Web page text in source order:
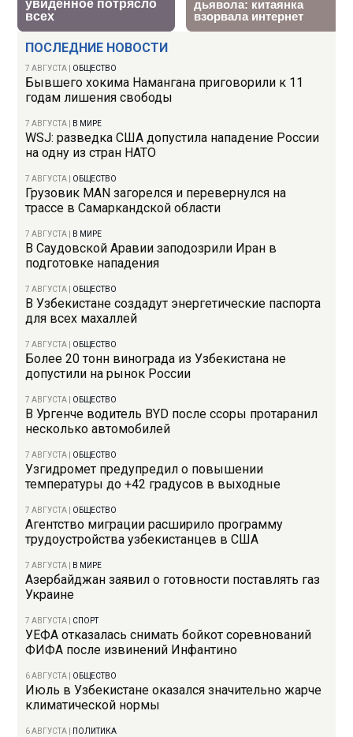
ПОСЛЕДНИЕ НОВОСТИ
7 АВГУСТА ОБЩЕСТВО
Бывшего хокима Намангана приговорили к 11
годам лишения свободы
7 АВГУСТА В МИРЕ
WSJ: разведка США допустила нападение России
на одну из стран НАТО
7 АВГУСТА ОБЩЕСТВО
Грузовик MAN загорелся и перевернулся на
трассе в Самаркандской области
7 АВГУСТА В МИРЕ
В Саудовской Аравии заподозрили Иран в
подготовке нападения
7 АВГУСТА ОБЩЕСТВО
В Узбекистане создадут энергетические паспорта
для всех махаллей
7 АВГУСТА ОБЩЕСТВО
Более 20 тонн винограда из Узбекистана не
допустили на рынок России
7 АВГУСТА ОБЩЕСТВО
В Ургенче водитель BYD после ссоры протаранил
несколько автомобилей
7 АВГУСТА ОБЩЕСТВО
Узгидромет предупредил о повышении
температуры до +42 градусов в выходные
7 АВГУСТА ОБЩЕСТВО
Агентство миграции расширило программу
трудоустройства узбекистанцев в США
7 АВГУСТА В МИРЕ
Азербайджан заявил о готовности поставлять газ
Украине
7 АВГУСТА СПОРТ
УЕФА отказалась снимать бойкот соревнований
ФИФА после извинений Инфантино
6 АВГУСТА ОБЩЕСТВО
Июль в Узбекистане оказался значительно жарче
климатической нормы
6 АВГУСТА ПОЛИТИКА